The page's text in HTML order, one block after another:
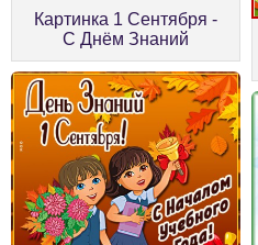
Картинка 1 Сентября -
С Днём Знаний